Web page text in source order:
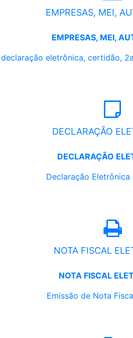
EMPRESAS, MEI,
EMPRESAS, MEI,
eletrônica, certidão,
DECLARAÇÃO
DECLARAÇÃO
Declaração Eletrônica
NOTA FISCAL
NOTA FISCAL
Emissão de Nota